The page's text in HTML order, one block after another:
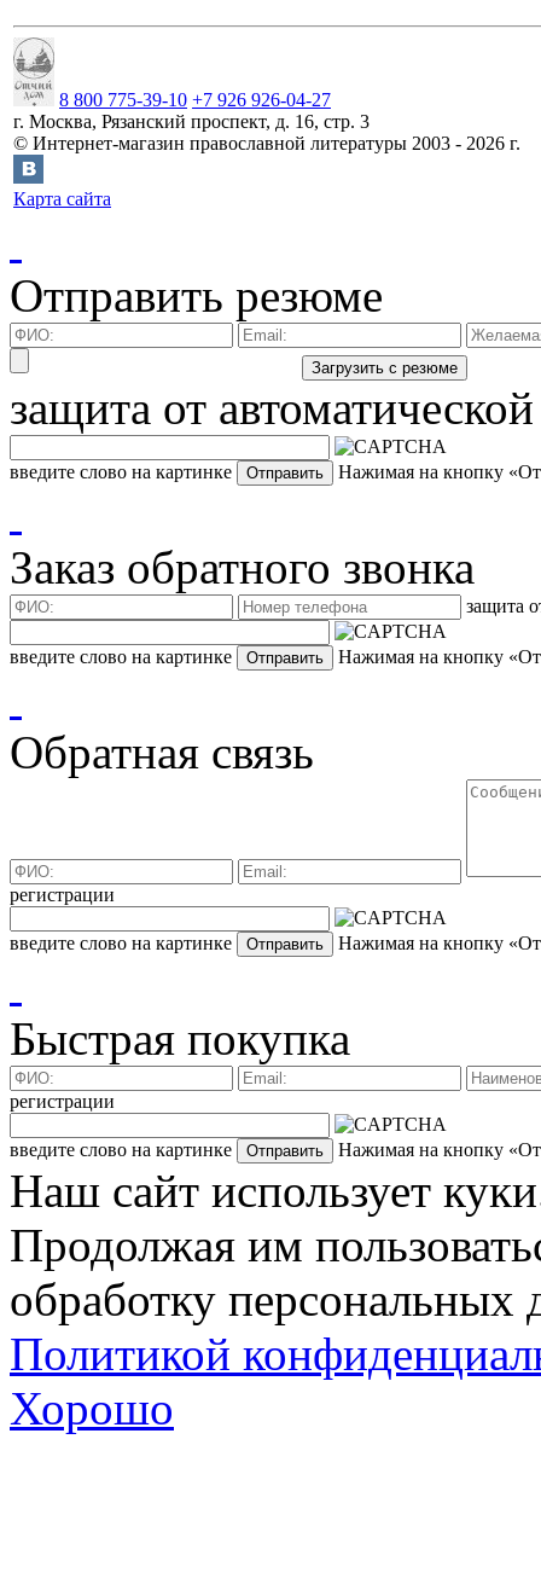
8 800 775-39-10 +7 926 926-04-27
г. Москва, Рязанский проспект, д. 16, стр. 3
© Интернет-магазин православной литературы 2003 - 2026 г.
Карта сайта
Отправить резюме
защита от
введите слово на картинке Нажимая на кнопку
Заказ обратного звонка
защита
введите слово на картинке Нажимая на кнопку
Обратная связь
регистрации
введите слово на картинке Нажимая на кнопку
Быстрая покупка
регистрации
введите слово на картинке Нажимая на кнопку
Наш сайт использует
Продолжая им
обработку персональных
Политикой
Хорошо